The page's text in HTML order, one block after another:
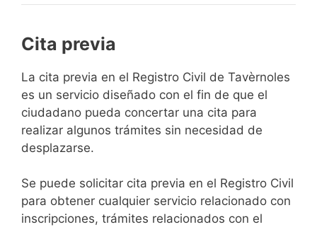
Cita previa
​​​​​​​​​​​​​​​​​​​​​​​​​​​​La cita previa en el Registro Civil de Tavèrnoles
es un servicio diseñado con el fin de que el
ciudadano pueda concertar una cita para
realizar algunos trámites sin necesidad de
desplazarse.​
Se puede solicitar cita previa en el Registro Civil
para obtener cualquier servicio relacionado con
inscripciones, trámites relacionados con el